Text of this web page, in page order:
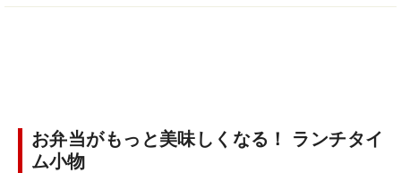
お弁当がもっと美味しくなる！ ランチタイ
ム小物